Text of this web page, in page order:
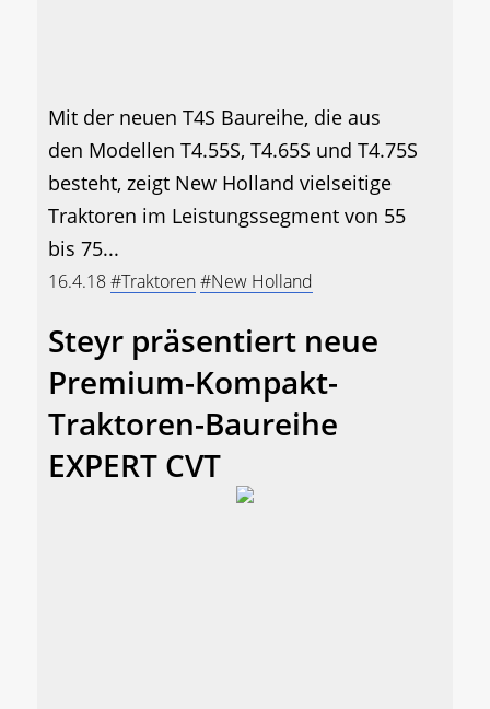
Mit der neuen T4S Baureihe, die aus
den Modellen T4.55S, T4.65S und T4.75S
besteht, zeigt New Holland vielseitige
Traktoren im Leistungssegment von 55
bis 75...
16.4.18#Traktoren#New Holland
Steyr präsentiert neue
Premium-Kompakt-
Traktoren-Baureihe
EXPERT CVT